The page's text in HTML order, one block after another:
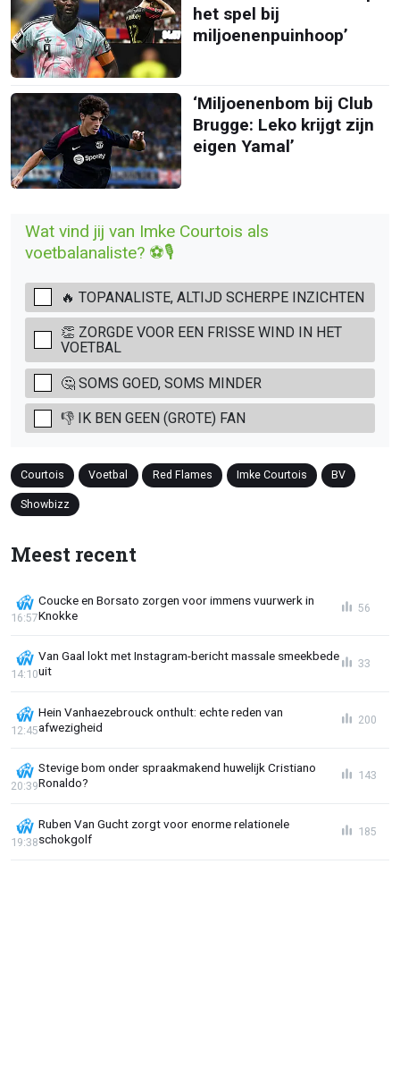
het spel bij
miljoenenpuinhoop’
‘Miljoenenbom bij Club
Brugge: Leko krijgt zijn
eigen Yamal’
Wat vind jij van Imke Courtois als
voetbalanaliste? ⚽🎙️
🔥 TOPANALISTE, ALTIJD SCHERPE INZICHTEN
👏 ZORGDE VOOR EEN FRISSE WIND IN HET
VOETBAL
🤔 SOMS GOED, SOMS MINDER
👎 IK BEN GEEN (GROTE) FAN
Courtois Voetbal Red Flames Imke Courtois BV
Showbizz
Meest recent
Coucke en Borsato zorgen voor immens vuurwerk in
Knokke
16:57
56
Van Gaal lokt met Instagram-bericht massale smeekbede
uit
14:10
33
Hein Vanhaezebrouck onthult: echte reden van
afwezigheid
12:45
200
Stevige bom onder spraakmakend huwelijk Cristiano
Ronaldo?
20:39
143
Ruben Van Gucht zorgt voor enorme relationele
schokgolf
19:38
185